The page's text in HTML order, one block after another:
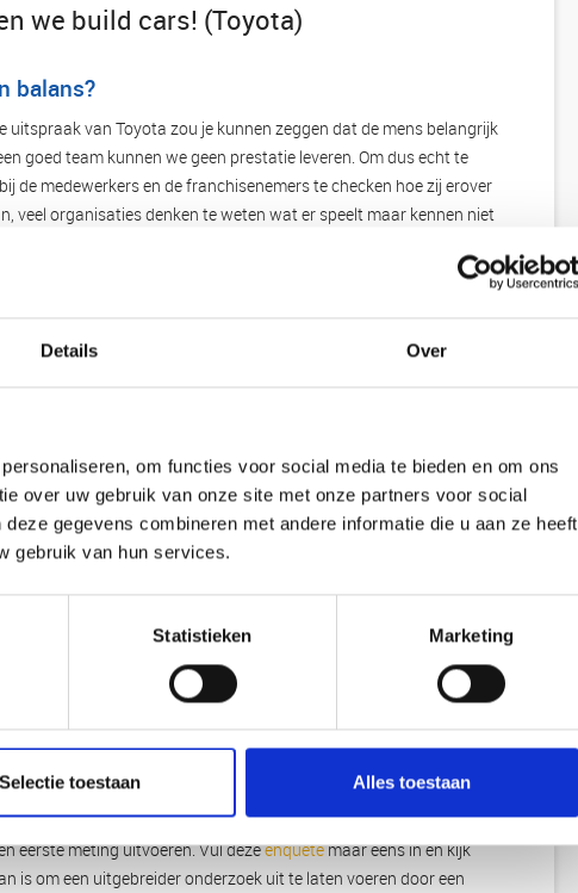
Details Over
om functies voor social media te bieden en om ons
over uw gebruik van onze site met onze partners voor social
gegevens combineren met andere informatie die u aan ze heeft
gebruik van hun services.
Statistieken Marketing
Selectie toestaan Alles toestaan
we build cars! (Toyota)
balans?
van Toyota zou je kunnen zeggen dat de mens belangrijk
goed team kunnen we geen prestatie leveren. Om dus echt te
de medewerkers en de franchisenemers te checken hoe zij erover
veel organisaties denken te weten wat er speelt maar kennen niet
een onderzoek uit!
eerste meting uitvoeren. Vul dezeenquêtemaar eens in en kijk
is om een uitgebreider onderzoek uit te laten voeren door een